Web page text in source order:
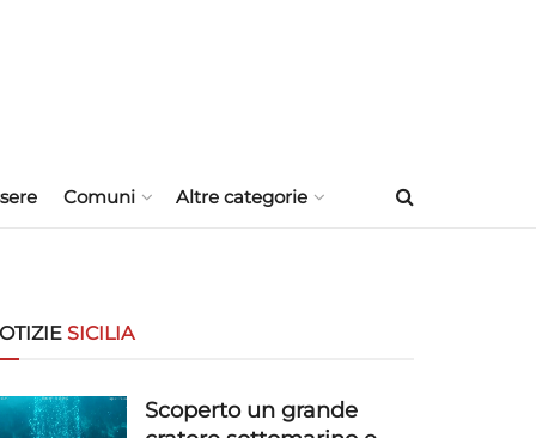
Comuni Altre categorie
SICILIA
Scoperto un grande